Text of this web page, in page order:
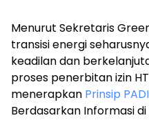
Menurut Sekretaris
transisi energi
keadilan dan
proses penerbitan izin
menerapkan Prinsip
Berdasarkan Informasi